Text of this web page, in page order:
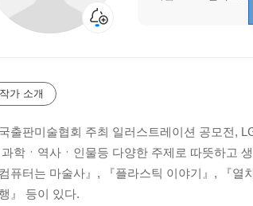
작가 소개
출판미술협회 주최 일러스트레이션 공모전,
과학ㆍ역사ㆍ인물등 다양한 주제로 따뜻하고
컴퓨터는 마술사』, 『플라스틱 이야기』, 『
』 등이 있다.